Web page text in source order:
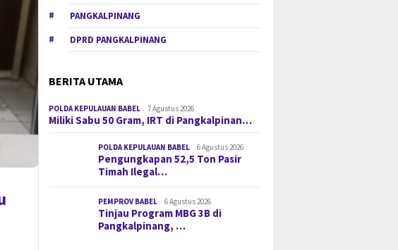
PANGKALPINANG
DPRD PANGKALPINANG
BERITA UTAMA
POLDA KEPULAUAN BABEL 7 Agustus 2026
Miliki Sabu 50 Gram, IRT di Pangkalpinan…
POLDA KEPULAUAN BABEL 6 Agustus 2026
Pengungkapan 52,5 Ton Pasir
Timah Ilegal…
PEMPROV BABEL 6 Agustus 2026
Tinjau Program MBG 3B di
Pangkalpinang, …